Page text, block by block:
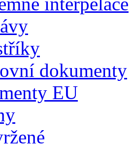
dokumenty
EU